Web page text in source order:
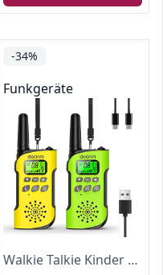
-34%
Funkgeräte
Walkie Talkie Kinder 2er Set mit Aufladbar Li-ion Akku Große Reichweite 3KM